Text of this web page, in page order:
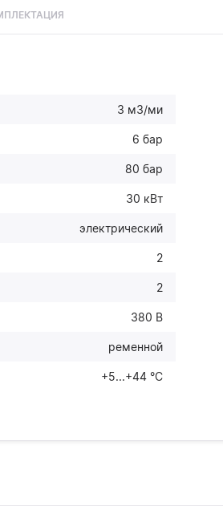
3 м3/ми
6 бар
80 бар
30 кВт
электрический
2
2
380 В
ременной
+5...+44 °С